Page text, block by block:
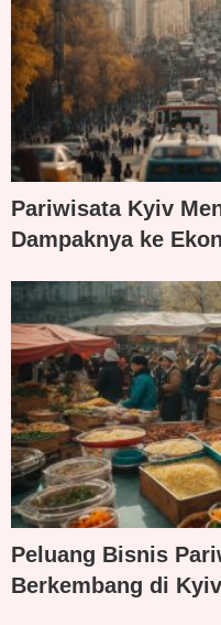
Pariwisata Kyiv
Dampaknya ke
Peluang Bisnis
Berkembang di Kyiv